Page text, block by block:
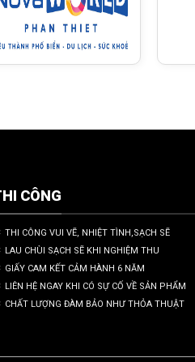
CÔNG
THI CÔNG VUI VẼ, NHIỆT TÌNH,SẠCH SẼ
LAU CHÙI SẠCH SẼ KHI NGHIỆM THU
GIẤY CAM KẾT CẢM HÀNH 6 NĂM
LIÊN HỆ NGAY KHI CÓ SỰ CỐ VỀ SẢN PHẨM
CHẤT LƯỢNG ĐÀM BẢO NHƯ THỎA THUẬT